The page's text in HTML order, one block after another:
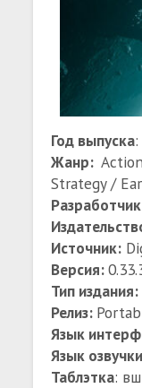
Год выпуска
Жанр:
Strategy /
Источник:
Версия:
Тип издания:
Релиз:
Язык
Язык
Таблэтка: